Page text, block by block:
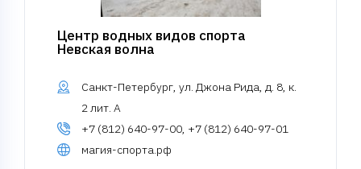
Центр водных видов спорта
Невская волна
Санкт-Петербург, ул. Джона Рида, д. 8, к.
2 лит. А
+7 (812) 640-97-00, +7 (812) 640-97-01
магия-спорта.рф